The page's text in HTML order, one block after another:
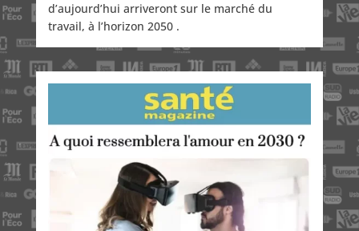
d’aujourd’hui arriveront sur le marché du
travail, à l’horizon 2050 .